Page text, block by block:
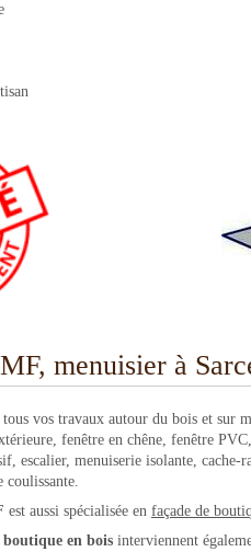
menuisier à
vos travaux autour du bois et sur
fenêtre en chêne, fenêtre
escalier, menuiserie isolante, cache-
coulissante.
est aussi spécialisée en façade de
en bois interviennent